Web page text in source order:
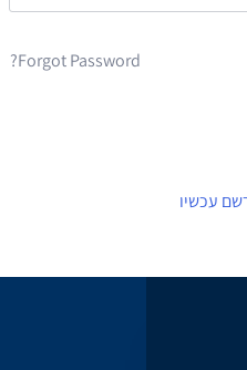
Forgot Password?
עכשיו